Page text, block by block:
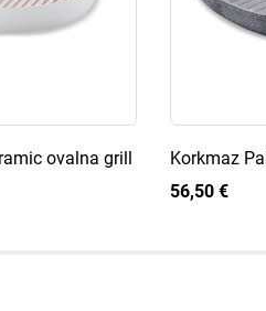
ovalna grill
Korkmaz
56,50 €